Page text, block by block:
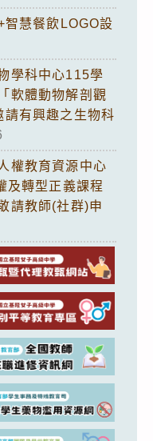
智慧餐飲LOGO設
學科中心115學
軟體動物解剖觀
請有興趣之生物科
權教育資源中心
及轉型正義課程
請教師(社群)申